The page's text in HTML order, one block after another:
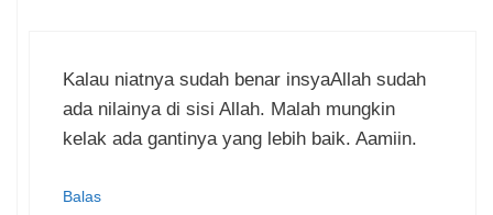
Kalau niatnya sudah benar insyaAllah sudah
ada nilainya di sisi Allah. Malah mungkin
kelak ada gantinya yang lebih baik. Aamiin.
Balas